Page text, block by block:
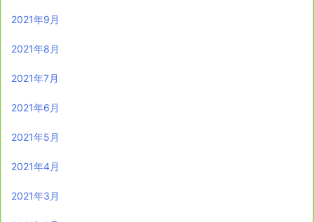
2021年9月
2021年8月
2021年7月
2021年6月
2021年5月
2021年4月
2021年3月